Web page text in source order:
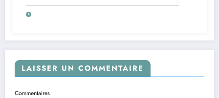
LAISSER UN COMMENTAIRE
Commentaires